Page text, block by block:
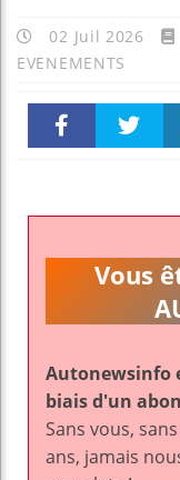
02 Juil 2026
EVENEMENTS
k
Vous
Autonewsinfo
biais d'un
Sans vous,
ans, jamais